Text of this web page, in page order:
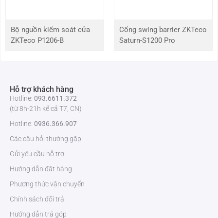
Khoảng
cách IR
30m
Ống kính
kính
đã sửa
cự
Khẩu độ F1.6
Tầm nhìn 93°
Bộ nguồn kiểm soát cửa
ZKTeco P1206-B
Cổng swing barrier ZKTeco
Saturn-S1200 Pro
Hỗ trợ khách hàng
Hotline: 093.6611.372
(từ 8h-21h kể cả T7, CN)
Hotline: 0936.366.907
Các câu hỏi thường gặp
Gửi yêu cầu hỗ trợ
Hướng dẫn đặt hàng
Phương thức vận chuyển
Chính sách đổi trả
Hướng dẫn trả góp